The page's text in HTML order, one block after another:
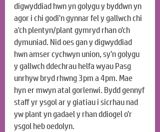
digwyddiad hwn yn golygu y byddwn yn
agor i chi godi'n gynnar fel y gallwch chi
a'ch plentyn/plant gymryd rhan o'ch
dymuniad. Nid oes gan y digwyddiad
hwn amser cychwyn union, sy’n golygu
y gallwch ddechrau helfa wyau Pasg
unrhyw bryd rhwng 3pm a 4pm. Mae
hyn er mwyn atal gorlenwi. Bydd gennyf
staff yr ysgol ar y giatiau i sicrhau nad
yw plant yn gadael y rhan ddiogel o’r
ysgol heb oedolyn.